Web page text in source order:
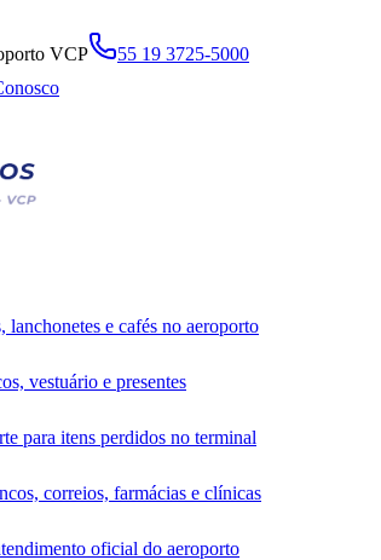
VCP
55 19 3725-5000
lanchonetes e cafés no aeroporto
vestuário e presentes
para itens perdidos no terminal
correios, farmácias e clínicas
oficial do aeroporto